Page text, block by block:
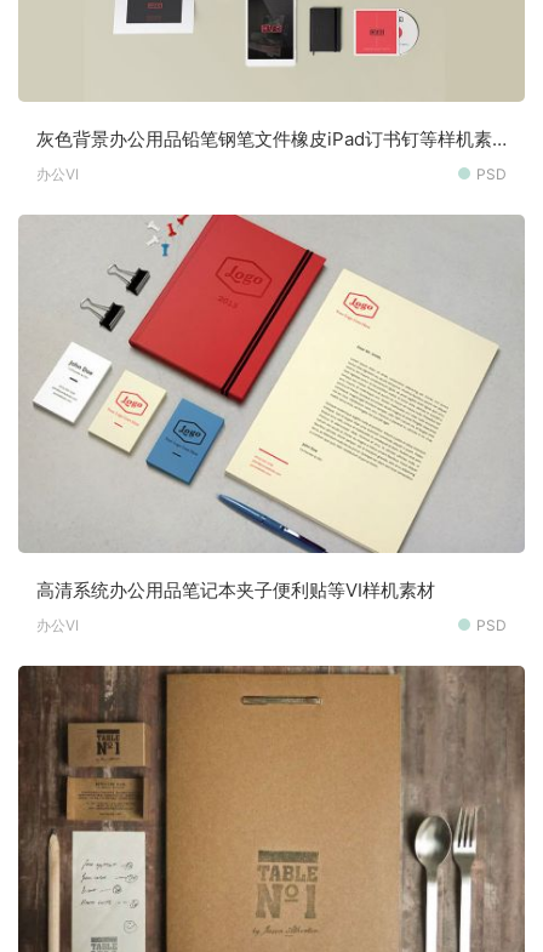
灰色背景办公用品铅笔钢笔文件橡皮iPad订书钉等样机素
材
办公VI PSD
高清系统办公用品笔记本夹子便利贴等VI样机素材
办公VI PSD